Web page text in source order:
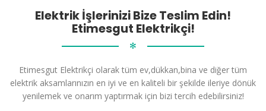
Elektrik İşlerinizi Bize Teslim Edin!
Etimesgut Elektrikçi!
✻
Etimesgut Elektrikçi olarak tüm ev,dükkan,bina ve diğer tüm
elektrik aksamlarınızın en iyi ve en kaliteli bir şekilde ileriye dönük
yenilemek ve onarım yaptırmak için bizi tercih edebilirsiniz!